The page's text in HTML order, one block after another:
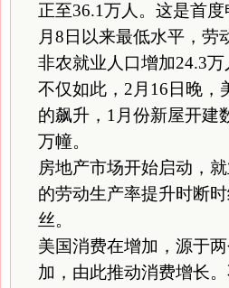
正至36.1万人。这是首
月8日以来最低水平，
非农就业人口增加24.3
不仅如此，2月16日晚，
的飙升，1月份新屋开建
万幢。
房地产市场开始启动，
的劳动生产率提升时断
丝。
美国消费在增加，源于
加，由此推动消费增长